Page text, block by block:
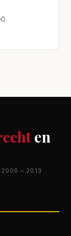
en
2006 – 2013